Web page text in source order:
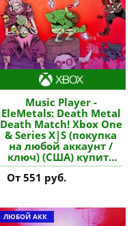
Music Player -
EleMetals: Death Metal
Death Match! Xbox One
& Series X|S (покупка
на любой аккаунт /
ключ) (США) купить
дополнение
От 551 руб.
ЛЮБОЙ АКК